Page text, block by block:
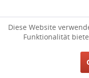
Diese Website
Funktionalität